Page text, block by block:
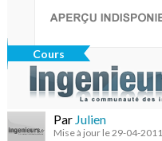
Cours
Par Julien
Mise à jour le 29-04-2011